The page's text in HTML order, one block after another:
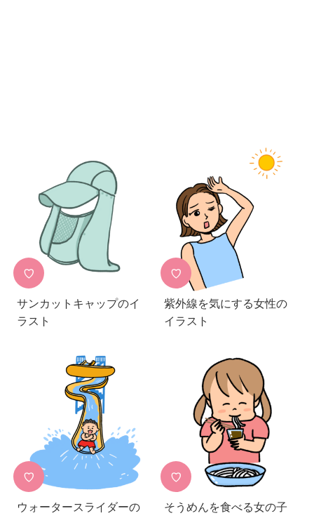
♡
サンカットキャップのイ
ラスト
♡
紫外線を気にする女性の
イラスト
♡
ウォータースライダーの
♡
そうめんを食べる女の子